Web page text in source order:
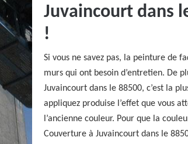
Juvaincourt dans
!
Si vous ne savez pas, la peinture de
murs qui ont besoin d’entretien. De
Juvaincourt dans le 88500, c’est la
appliquez produise l’effet que vous
l’ancienne couleur. Pour que la
Couverture à Juvaincourt dans le